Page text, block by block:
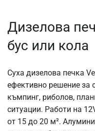
Дизелова
бус или кола
Суха дизелова печка
ефективно решение за
къмпинг, риболов,
ситуации. Работи на
от 15 до 20 м².